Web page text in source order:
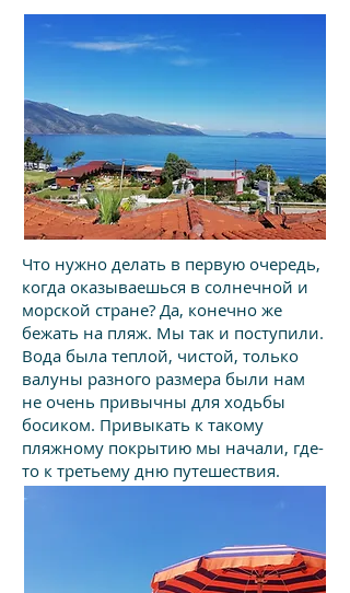
Что нужно делать в первую очередь,
когда оказываешься в солнечной и
морской стране? Да, конечно же
бежать на пляж. Мы так и поступили.
Вода была теплой, чистой, только
валуны разного размера были нам
не очень привычны для ходьбы
босиком. Привыкать к такому
пляжному покрытию мы начали, где-
то к третьему дню путешествия.